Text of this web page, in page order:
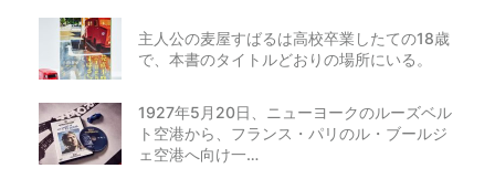
主人公の麦屋すばるは高校卒業したての18歳
で、本書のタイトルどおりの場所にいる。
1927年5月20日、ニューヨークのルーズベル
ト空港から、フランス・パリのル・ブールジ
ェ空港へ向け一…